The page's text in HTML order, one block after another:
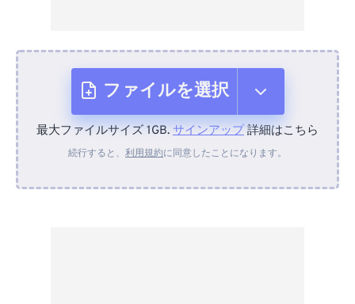
ファイルを選択
デバイスから
最大ファイルサイズ 1GB. サインアップ詳細はこちら
続行すると、 利用規約に同意したことになります。